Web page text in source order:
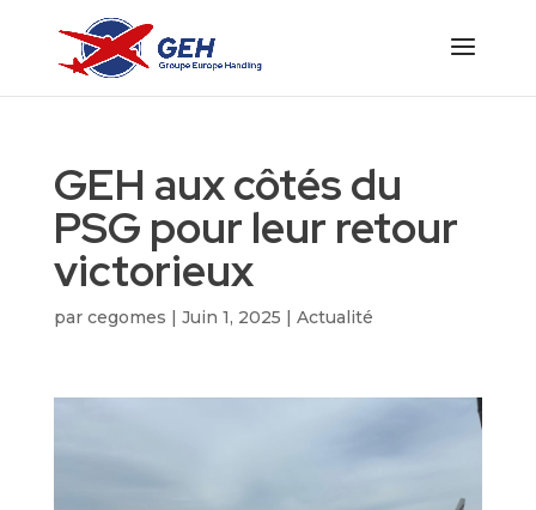
GEH aux côtés du
PSG pour leur retour
victorieux
par cegomes | Juin 1, 2025 | Actualité